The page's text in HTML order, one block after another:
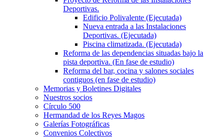
Deportivas.
Edificio Polivalente (Ejecutada)
Nueva entrada a las Instalaciones
Deportivas. (Ejecutada)
Piscina climatizada. (Ejecutada)
Reforma de las dependencias situadas bajo la
pista deportiva. (En fase de estudio)
Reforma del bar, cocina y salones sociales
contiguos (en fase de estudio)
Memorias y Boletines Digitales
Nuestros socios
Círculo 500
Hermandad de los Reyes Magos
Galerías Fotográficas
Convenios Colectivos